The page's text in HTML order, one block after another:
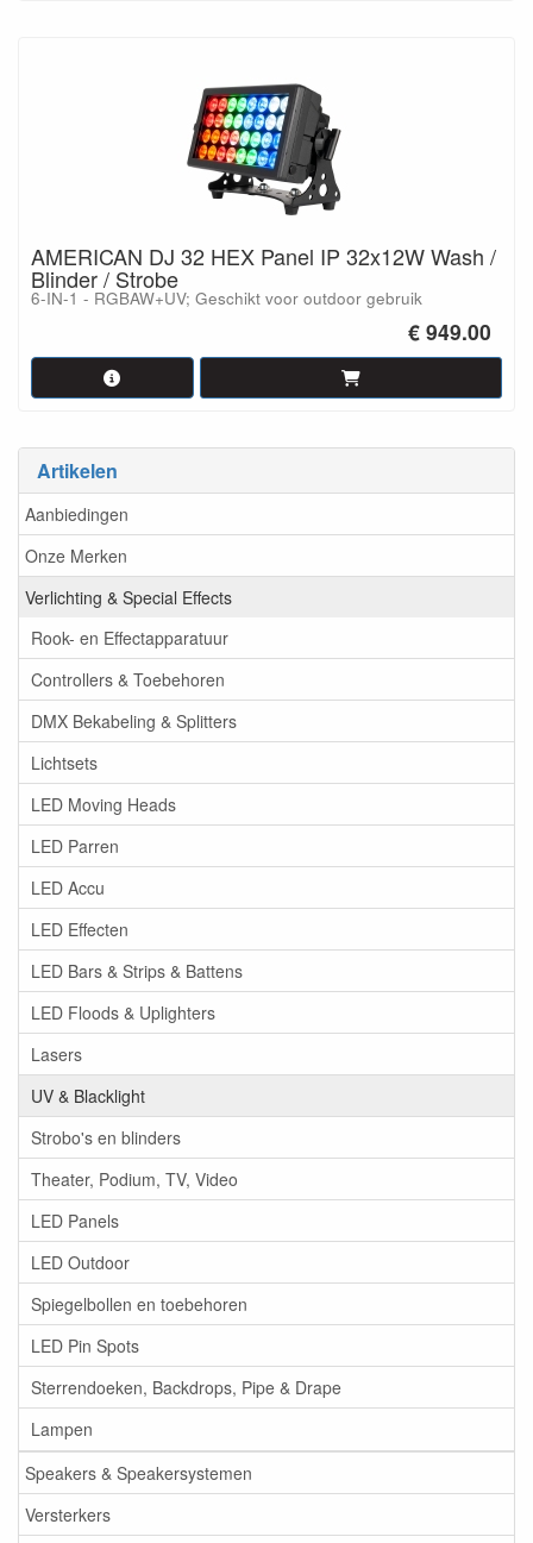
Artikelen
Aanbiedingen
Onze Merken
Verlichting & Special Effects
Rook- en Effectapparatuur
Controllers & Toebehoren
DMX Bekabeling & Splitters
Lichtsets
LED Moving Heads
LED Parren
LED Accu
LED Effecten
LED Bars & Strips & Battens
LED Floods & Uplighters
Lasers
UV & Blacklight
Strobo's en blinders
Theater, Podium, TV, Video
LED Panels
LED Outdoor
Spiegelbollen en toebehoren
LED Pin Spots
Sterrendoeken, Backdrops, Pipe & Drape
Lampen
Speakers & Speakersystemen
Versterkers
AMERICAN DJ 32 HEX Panel IP 32x12W Wash /
Blinder / Strobe
6-IN-1 - RGBAW+UV; Geschikt voor outdoor gebruik
€ 949.00